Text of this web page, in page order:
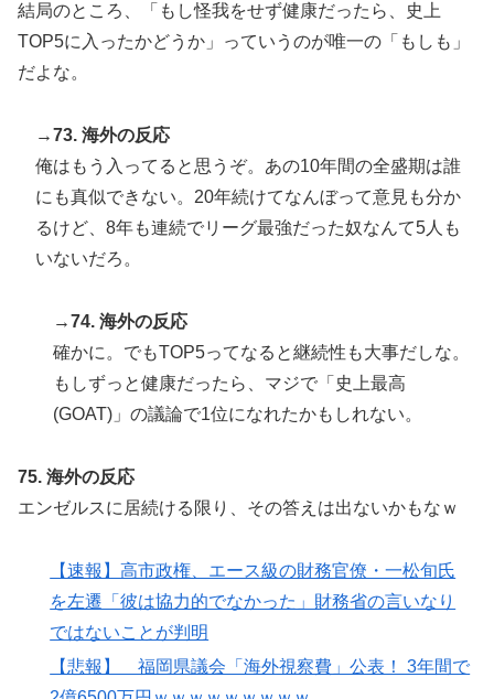
結局のところ、「もし怪我をせず健康だったら、史上
TOP5に入ったかどうか」っていうのが唯一の「もしも」
だよな。
→73. 海外の反応
俺はもう入ってると思うぞ。あの10年間の全盛期は誰
にも真似できない。20年続けてなんぼって意見も分か
るけど、8年も連続でリーグ最強だった奴なんて5人も
いないだろ。
→74. 海外の反応
確かに。でもTOP5ってなると継続性も大事だしな。
もしずっと健康だったら、マジで「史上最高
(GOAT)」の議論で1位になれたかもしれない。
75. 海外の反応
エンゼルスに居続ける限り、その答えは出ないかもなｗ
【速報】高市政権、エース級の財務官僚・一松旬氏
を左遷「彼は協力的でなかった」財務省の言いなり
ではないことが判明
【悲報】 福岡県議会「海外視察費」公表！ 3年間で